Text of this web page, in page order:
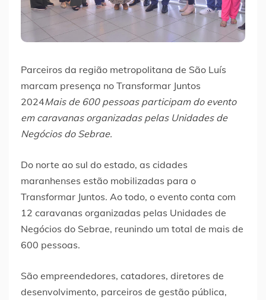
Parceiros da região metropolitana de São Luís
marcam presença no Transformar Juntos
2024Mais de 600 pessoas participam do evento
em caravanas organizadas pelas Unidades de
Negócios do Sebrae.
Do norte ao sul do estado, as cidades
maranhenses estão mobilizadas para o
Transformar Juntos. Ao todo, o evento conta com
12 caravanas organizadas pelas Unidades de
Negócios do Sebrae, reunindo um total de mais de
600 pessoas.
São empreendedores, catadores, diretores de
desenvolvimento, parceiros de gestão pública,